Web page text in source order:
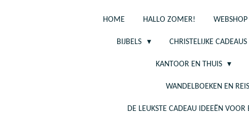
HOME HALLO ZOMER!
BIJBELS CHRISTELIJKE CADEAUS
KANTOOR EN THUIS
WANDELBOEKEN EN
DE LEUKSTE CADEAU IDEEËN